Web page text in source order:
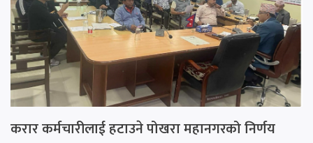
करार कर्मचारीलाई हटाउने पोखरा महानगरको निर्णय